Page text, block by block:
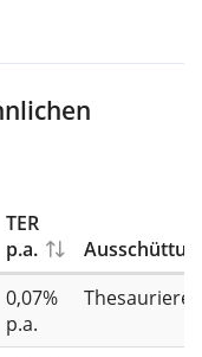
TER
p.a.
0,07%
p.a.